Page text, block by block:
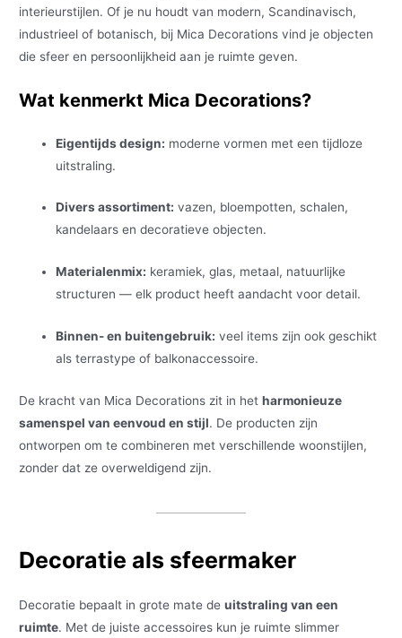
interieurstijlen. Of je nu houdt van modern, Scandinavisch,
industrieel of botanisch, bij Mica Decorations vind je objecten
die sfeer en persoonlijkheid aan je ruimte geven.
Wat kenmerkt Mica Decorations?
Eigentijds design: moderne vormen met een tijdloze
uitstraling.
Divers assortiment: vazen, bloempotten, schalen,
kandelaars en decoratieve objecten.
Materialenmix: keramiek, glas, metaal, natuurlijke
structuren — elk product heeft aandacht voor detail.
Binnen- en buitengebruik: veel items zijn ook geschikt
als terrastype of balkonaccessoire.
De kracht van Mica Decorations zit in hetharmonieuze
samenspel van eenvoud en stijl. De producten zijn
ontworpen om te combineren met verschillende woonstijlen,
zonder dat ze overweldigend zijn.
Decoratie als sfeermaker
Decoratie bepaalt in grote mate deuitstraling van een
ruimte. Met de juiste accessoires kun je ruimte slimmer